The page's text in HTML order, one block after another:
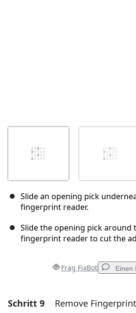
Slide an opening pick
fingerprint reader.
Slide the opening pick around
fingerprint reader to cut the
Frag FixBot Einen
Einen Kommentar
Schritt 9 Remove